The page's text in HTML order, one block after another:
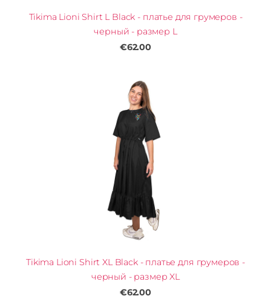
Tikima Lioni Shirt L Black - платье для грумеров -
черный - размер L
€62.00
Tikima Lioni Shirt XL Black - платье для грумеров -
черный - размер XL
€62.00